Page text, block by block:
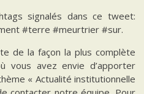
signalés dans ce tweet:
#terre #meurtrier #sur.
de la façon la plus complète
vous avez envie d’apporter
« Actualité institutionnelle